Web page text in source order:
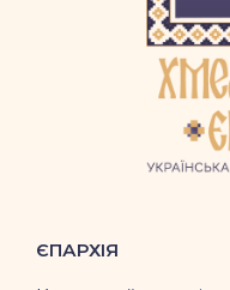
ЄПАРХІЯ